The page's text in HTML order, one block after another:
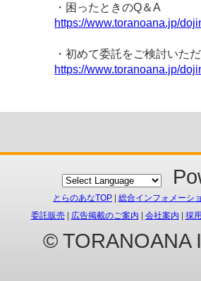
・困ったときのQ＆A
https://www.toranoana.jp/
・初めて委託をご検討いた
https://www.toranoana.jp/
とらのあなTOP
総合インフォメーシ
委託販売| 広告掲載のご案内 会社案内 採
© TORANOANA